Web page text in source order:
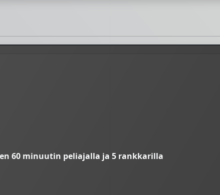
60 minuutin peliajalla ja 5 rankkarilla